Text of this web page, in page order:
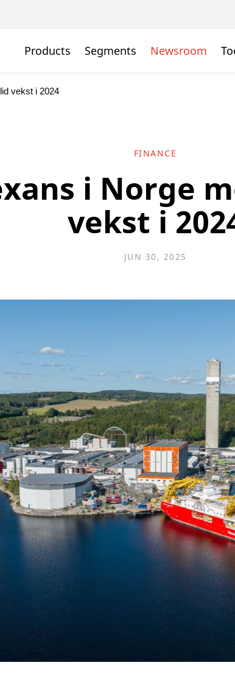
Products Segments Newsroom
vekst i 2024
FINANCE
i Norge
vekst i
JUN 30, 2025